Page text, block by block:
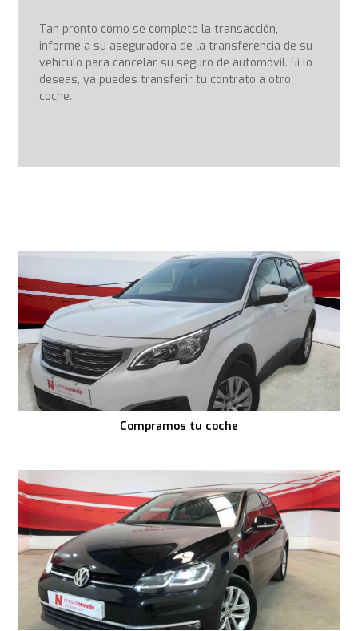
Tan pronto como se complete la transacción,
informe a su aseguradora de la transferencia de su
vehículo para cancelar su seguro de automóvil. Si lo
deseas, ya puedes transferir tu contrato a otro
coche.
Compramos tu coche